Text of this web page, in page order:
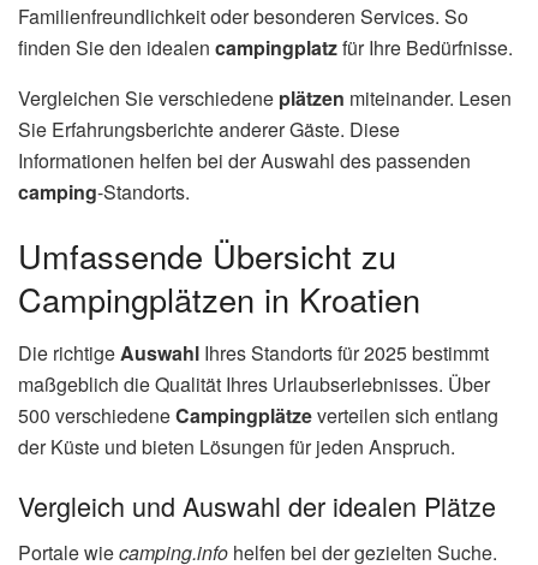
Familienfreundlichkeit oder besonderen Services. So
finden Sie den idealen campingplatzfür Ihre Bedürfnisse.
Vergleichen Sie verschiedene plätzen miteinander. Lesen
Sie Erfahrungsberichte anderer Gäste. Diese
Informationen helfen bei der Auswahl des passenden
camping-Standorts.
Umfassende Übersicht zu
Campingplätzen in Kroatien
Die richtigeAuswahl Ihres Standorts für 2025 bestimmt
maßgeblich die Qualität Ihres Urlaubserlebnisses. Über
500 verschiedeneCampingplätzeverteilen sich entlang
der Küste und bieten Lösungen für jeden Anspruch.
Vergleich und Auswahl der idealen Plätze
Portale wiecamping.info helfen bei der gezielten Suche.